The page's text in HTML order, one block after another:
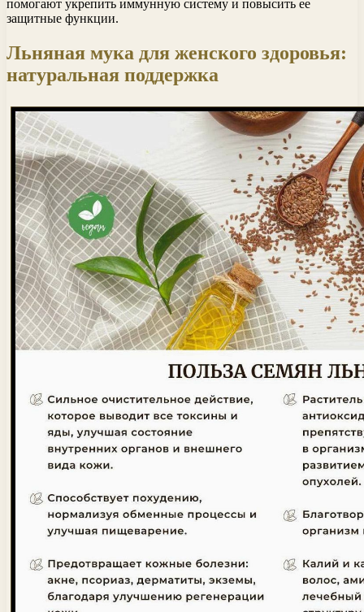
помогают укрепить иммунную систему и повысить ее
защитные функции.
Льняная мука для женского здоровья:
натуральная поддержка